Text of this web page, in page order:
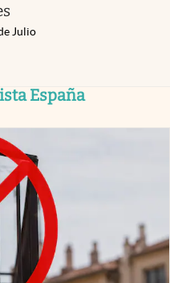
Julio
España